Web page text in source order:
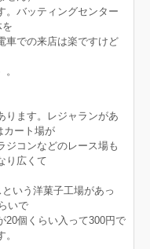
。バッティングセンター
車での来店は楽ですけど
ります。レジャランがあ
カート場が
ジコンなどのレース場も
り広くて
いう洋菓子工場があっ
いで
20個くらい入って300円で